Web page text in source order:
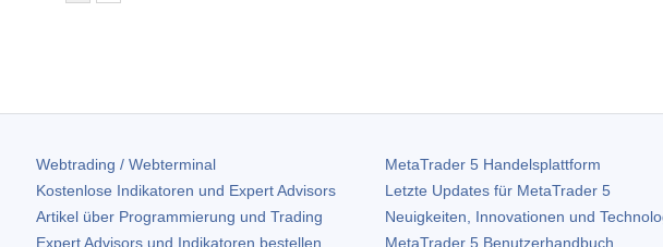
Webtrading / Webterminal
Kostenlose Indikatoren und Expert Advisors
Artikel über Programmierung und Trading
Expert Advisors und Indikatoren bestellen
MetaTrader 5Handelsplattform
Letzte Updates für MetaTrader 5
Neuigkeiten, Innovationen und
MetaTrader 5Benutzerhandbuch